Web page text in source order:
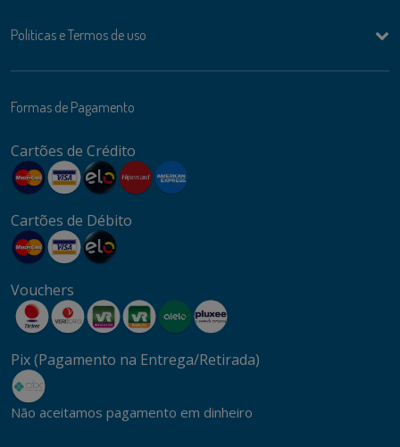
Politicas e Termos de uso
Formas de Pagamento
Cartões de Crédito
Cartões de Débito
Vouchers
Pix (Pagamento na Entrega/Retirada)
Não aceitamos pagamento em dinheiro